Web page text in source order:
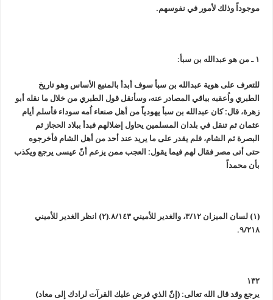
موجوداً وذلك لأمور في نفوسهم.
١ ـ من هو عبدالله بن سبأ:
للتعرف على هوية عبدالله بن سبأ سوف أبدأ بالمنبع الأساس وهو تاريخ
الطبري واُعقبه بباقي المصادر عنه، وسأنقل قول الطبري من خلال ما نقله أبو
زهرة، قال: كان عبدالله بن سبأ يهودياً من أهل صنعاء اُمه سوداء فأسلم أيام
عثمان ثم تنقل في بلدان المسلمين يحاول إضلالهم فبدأ ببلاد الحجاز ثم
البصرة ثم الشام، فلم يقدر على ما يريد عند أحد من أهل الشام فأخرجوه
حتى أتى مصر فقال لهم فيما يقول: العجب ممن يزعم أنّ عيسى يرجع ويكذب
بأن محمداً
(١) لسان الميزان ٣/١٢، والغدير للأميني ٨/١٤٣.
(٢) انظر الغدير للأميني
٩/٢١٨.
١٣٢
يرجع وقد قال الله تعالى: (إنّ الذي فرض عليك القرآت لرادك إلى معاد)